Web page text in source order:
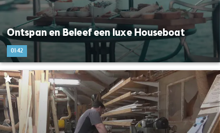
Ontspan en Beleef een luxe Houseboat
01:42